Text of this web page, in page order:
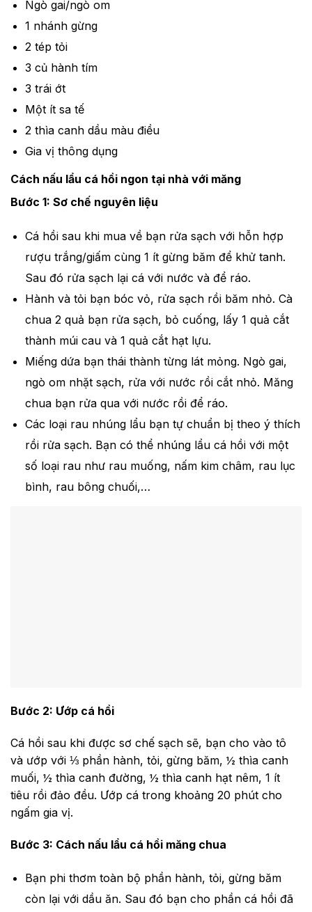
Ngò gai/ngò om
1 nhánh gừng
2 tép tỏi
3 củ hành tím
3 trái ớt
Một ít sa tế
2 thìa canh dầu màu điều
Gia vị thông dụng
Cách nấu lẩu cá hồi ngon tại nhà với măng
Bước 1: Sơ chế nguyên liệu
Cá hồi sau khi mua về bạn rửa sạch với hỗn hợp
rượu trắng/giấm cùng 1 ít gừng băm để khử tanh.
Sau đó rửa sạch lại cá với nước và để ráo.
Hành và tỏi bạn bóc vỏ, rửa sạch rồi băm nhỏ. Cà
chua 2 quả bạn rửa sạch, bỏ cuống, lấy 1 quả cắt
thành múi cau và 1 quả cắt hạt lựu.
Miếng dứa bạn thái thành từng lát mỏng. Ngò gai,
ngò om nhặt sạch, rửa với nước rồi cắt nhỏ. Măng
chua bạn rửa qua với nước rồi để ráo.
Các loại rau nhúng lẩu bạn tự chuẩn bị theo ý thích
rồi rửa sạch. Bạn có thể nhúng lẩu cá hồi với một
số loại rau như rau muống, nấm kim châm, rau lục
bình, rau bông chuối,…
Bước 2: Ướp cá hồi
Cá hồi sau khi được sơ chế sạch sẽ, bạn cho vào tô
và ướp với ⅓ phần hành, tỏi, gừng băm, ½ thìa canh
muối, ½ thìa canh đường, ½ thìa canh hạt nêm, 1 ít
tiêu rồi đảo đều. Ướp cá trong khoảng 20 phút cho
ngấm gia vị.
Bước 3: Cách nấu lẩu cá hồi măng chua
Bạn phi thơm toàn bộ phần hành, tỏi, gừng băm
còn lại với dầu ăn. Sau đó bạn cho phần cá hồi đã